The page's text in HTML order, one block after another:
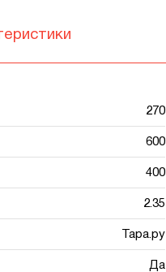
270
600
400
2.35
Тара.ру
Да